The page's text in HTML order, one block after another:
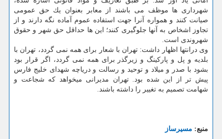
شهرداری ها موظف می باشند از معابر بعنوان یك حق عمومی
صیانت كنند و همواره آنرا جهت استفاده عموم آماده نگه دارند و از
تجاوز اشخاص به آنها جلوگیری كنند؛ این ها حداقل حق شهر و حقوق
شهروندی است.
وی درانتها اظهار داشت: تهران با شعار برای همه نمی گردد، تهران با
بلدیه و پل و پاركینگ و زیرگذر برای همه نمی گردد، اگر قرار بود
بشود با صدر و میلاد و توحید و رسالت و دریاچه شهدای خلیج فارس
پیش تر از این شده بود. تهران مدیرانی میخواهد كه شجاعت و
شهامت تصمیم به تغییر را داشته باشند.
منبع: مسیرساز